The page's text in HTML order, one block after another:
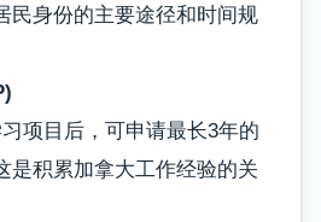
民身份的主要途径和时间规
项目后，可申请最长3年的
是积累加拿大工作经验的关